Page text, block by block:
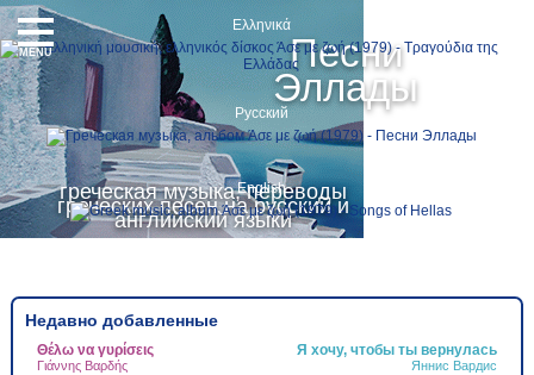
Песни
Эллады
греческая музыка, переводы
греческих песен на русский и
английский языки
Ελληνικά
Русский
English
MENU
Недавно добавленные
Θέλω να γυρίσεις Я хочу, чтобы ты вернулась
Γιάννης Βαρδής Яннис Вардис